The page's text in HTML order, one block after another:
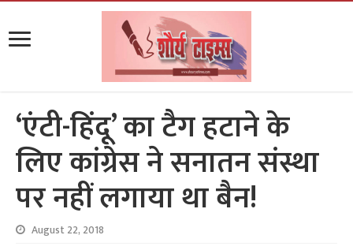
‘एंटी-हिंदू’ का टैग हटाने के
लिए कांग्रेस ने सनातन संस्था
पर नहीं लगाया था बैन!
August 22, 2018